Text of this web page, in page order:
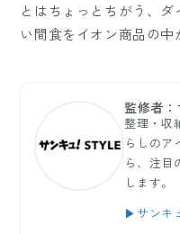
とはちょっとちがう、
い間食をイオン商品の中
監修者
整理・収
らしのア
ら、注目
します。
▶サンキ